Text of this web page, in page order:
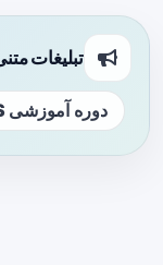
تبلیغات
دوره آموزشی ATLS